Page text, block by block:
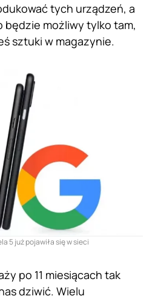
tych urządzeń, a
będzie możliwy tylko tam,
sztuki w magazynie.
5 już pojawiła się w sieci
po 11 miesiącach tak
dziwić. Wielu